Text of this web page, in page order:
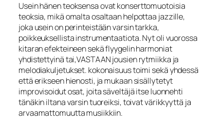
Usein hänen teoksensa ovat konserttomuotoisia
teoksia, mikä omalta osaltaan helpottaa jazzille,
joka usein on perinteistään varsin tarkka,
poikkeuksellista instrumentaatiota. Nyt oli vuorossa
kitaran efekteineen sekä flyygelin harmoniat
yhdistettyinä tai,VASTAAN jousien rytmiikka ja
melodiakuljetukset. kokonaisuus toimi sekä yhdessä
että erikseen hienosti, ja mukaan sisällytetyt
improvisoidut osat, joita säveltäjä itse luonnehti
tänäkin iltana varsin tuoreiksi, toivat värikkyyttä ja
arvaamattomuutta musiikkiin.